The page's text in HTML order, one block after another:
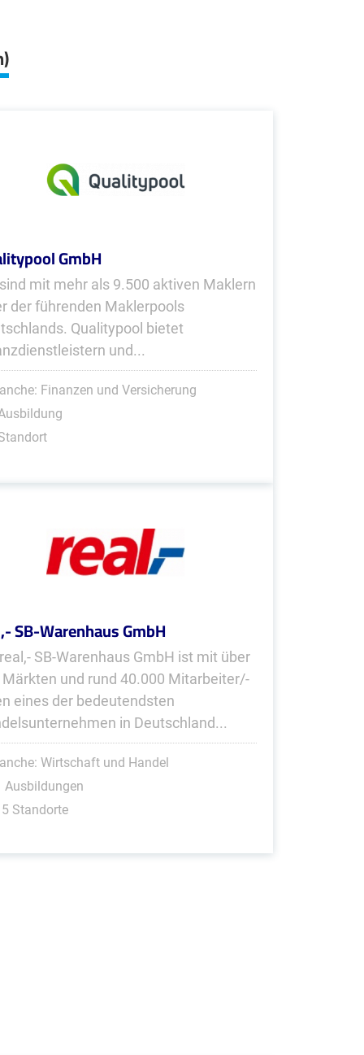
GmbH
mit mehr als 9.500 aktiven Maklern
der führenden Maklerpools
Qualitypool bietet
und...
Finanzen und Versicherung
SB-Warenhaus GmbH
SB-Warenhaus GmbH ist mit über
Märkten und rund 40.000 Mitarbeiter/-
eines der bedeutendsten
in Deutschland...
Wirtschaft und Handel
Ausbildungen
Standorte